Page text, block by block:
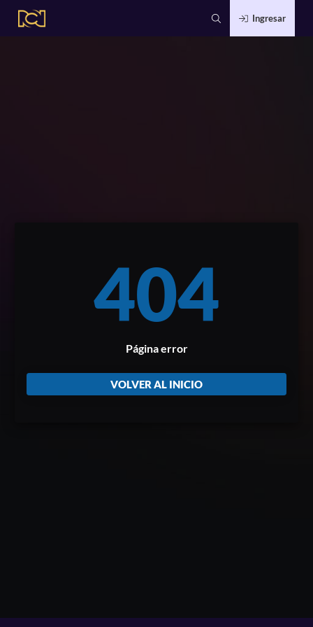
Ingresar
404
Página error
VOLVER AL INICIO